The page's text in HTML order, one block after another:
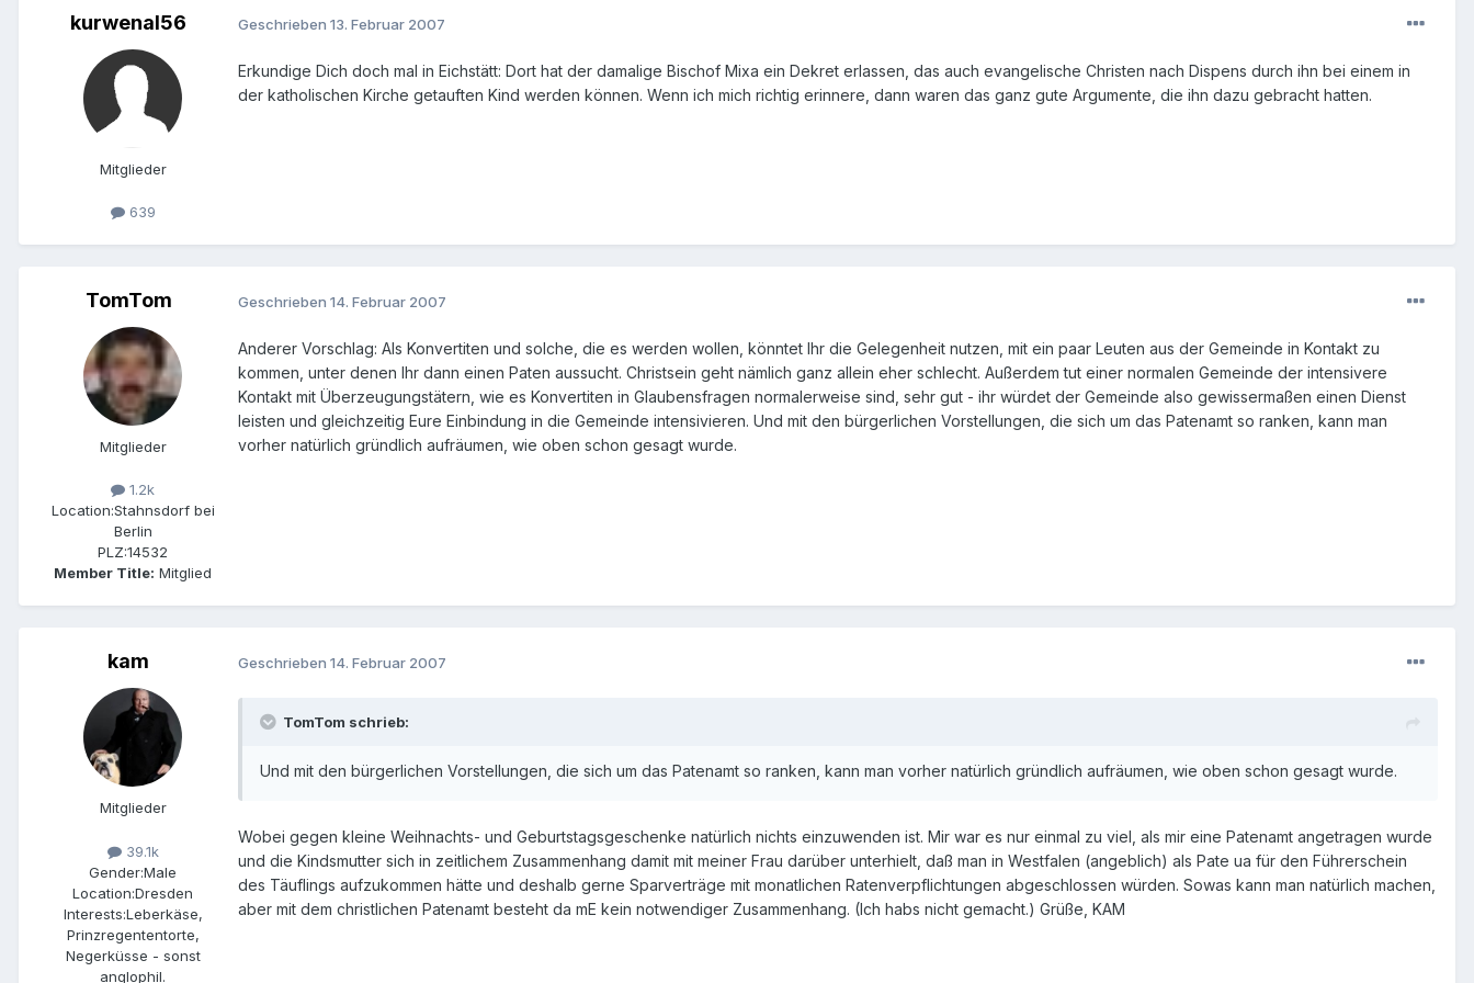
kurwenal56
Mitglieder
639
Geschrieben 13. Februar 2007
Erkundige Dich doch mal in Eichstätt: Dort hat der damalige Bischof Mixa ein Dekret erlassen, das auch evangelische Christen nach Dispens durch ihn bei einem in
der katholischen Kirche getauften Kind werden können. Wenn ich mich richtig erinnere, dann waren das ganz gute Argumente, die ihn dazu gebracht hatten.
TomTom
Mitglieder
1.2k
Location:Stahnsdorf bei
Berlin
PLZ:14532
Member Title: Mitglied
Geschrieben 14. Februar 2007
Anderer Vorschlag: Als Konvertiten und solche, die es werden wollen, könntet Ihr die Gelegenheit nutzen, mit ein paar Leuten aus der Gemeinde in Kontakt zu
kommen, unter denen Ihr dann einen Paten aussucht. Christsein geht nämlich ganz allein eher schlecht. Außerdem tut einer normalen Gemeinde der intensivere
Kontakt mit Überzeugungstätern, wie es Konvertiten in Glaubensfragen normalerweise sind, sehr gut - ihr würdet der Gemeinde also gewissermaßen einen Dienst
leisten und gleichzeitig Eure Einbindung in die Gemeinde intensivieren. Und mit den bürgerlichen Vorstellungen, die sich um das Patenamt so ranken, kann man
vorher natürlich gründlich aufräumen, wie oben schon gesagt wurde.
kam
Mitglieder
39.1k
Gender:Male
Location:Dresden
Interests:Leberkäse,
Prinzregententorte,
Negerküsse - sonst
anglophil.
Geschrieben 14. Februar 2007
TomTom schrieb:
Und mit den bürgerlichen Vorstellungen, die sich um das Patenamt so ranken, kann man vorher natürlich gründlich aufräumen, wie oben schon gesagt wurde.
Wobei gegen kleine Weihnachts- und Geburtstagsgeschenke natürlich nichts einzuwenden ist. Mir war es nur einmal zu viel, als mir eine Patenamt angetragen wurde
und die Kindsmutter sich in zeitlichem Zusammenhang damit mit meiner Frau darüber unterhielt, daß man in Westfalen (angeblich) als Pate ua für den Führerschein
des Täuflings aufzukommen hätte und deshalb gerne Sparverträge mit monatlichen Ratenverpflichtungen abgeschlossen würden. Sowas kann man natürlich machen,
aber mit dem christlichen Patenamt besteht da mE kein notwendiger Zusammenhang. (Ich habs nicht gemacht.) Grüße, KAM